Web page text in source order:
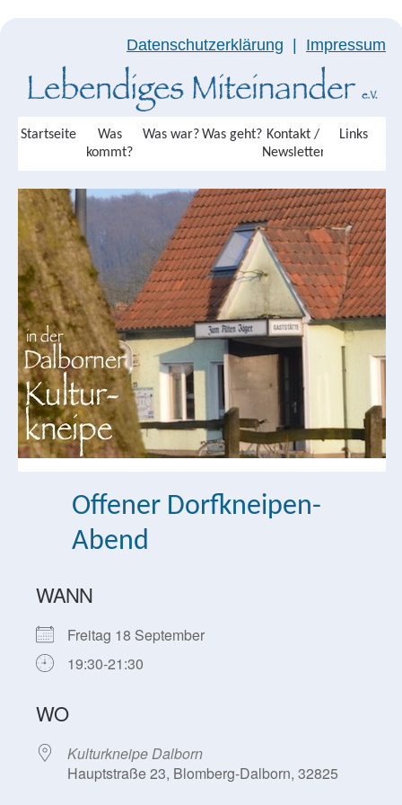
Datenschutzerklärung Impressum
Startseite
Was
kommt?
Was war? Was geht? Kontakt /
Newsletter
Links
Offener Dorfkneipen-
Abend
WANN
Freitag 18 September
19:30-21:30
WO
Kulturkneipe Dalborn
Hauptstraße 23, Blomberg-Dalborn, 32825